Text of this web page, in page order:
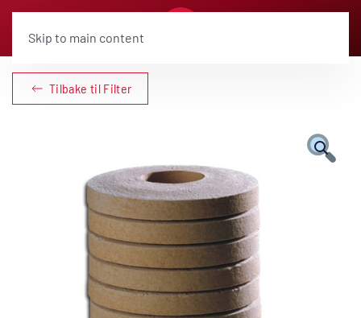
Skip to main content
Tilbake til Filter